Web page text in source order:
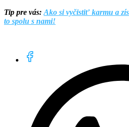
Tip pre vás: Ako si vyčistiť karmu a
to spolu s nami!